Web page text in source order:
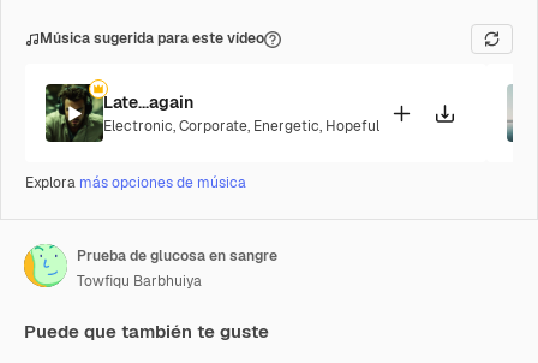
Música sugerida para este vídeo
Late...again
Electronic,Corporate, Energetic, Hopeful
Explora más opciones de música
Prueba de glucosa en sangre
Towfiqu Barbhuiya
Puede que también te guste